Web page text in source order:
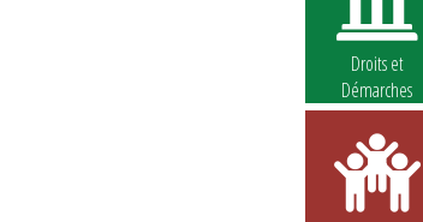
Droits et
Démarches